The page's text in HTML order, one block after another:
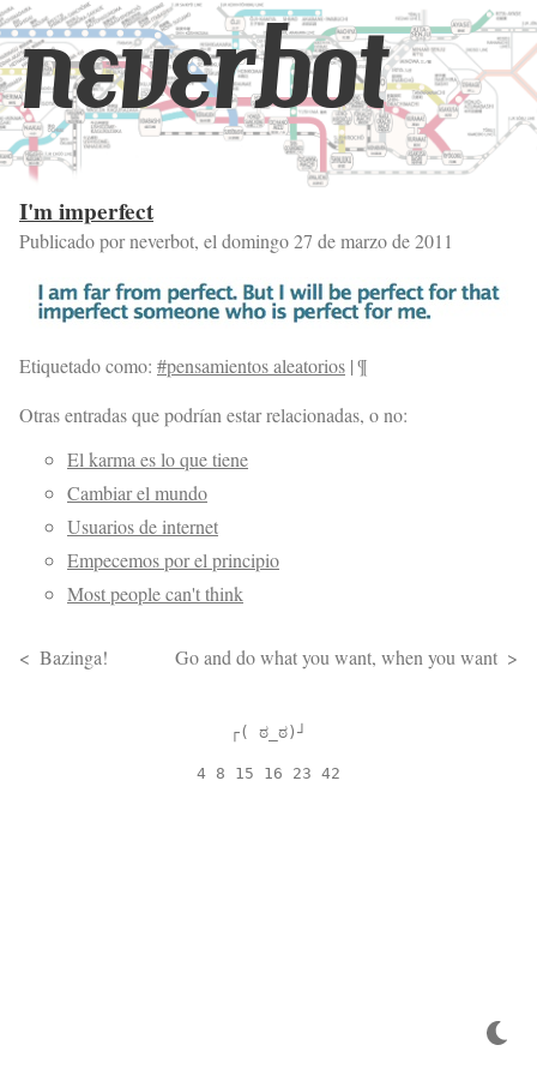
neverbot
I'm imperfect
Publicado por neverbot, el domingo 27 de marzo de 2011
Etiquetado como: #pensamientos aleatorios |¶
Otras entradas que podrían estar relacionadas, o no:
El karma es lo que tiene
Cambiar el mundo
Usuarios de internet
Empecemos por el principio
Most people can't think
Bazinga! Go and do what you want, when you want
┌( ಠ_ಠ)┘
4 8 15 16 23 42